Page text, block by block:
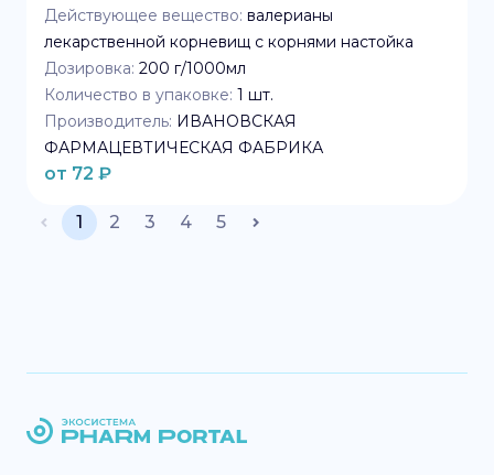
Действующее вещество: валерианы
лекарственной корневищ с корнями настойка
Дозировка: 200 г/1000мл
Количество в упаковке: 1 шт.
Производитель: ИВАНОВСКАЯ
ФАРМАЦЕВТИЧЕСКАЯ ФАБРИКА
от 72 ₽
1 2 3 4 5